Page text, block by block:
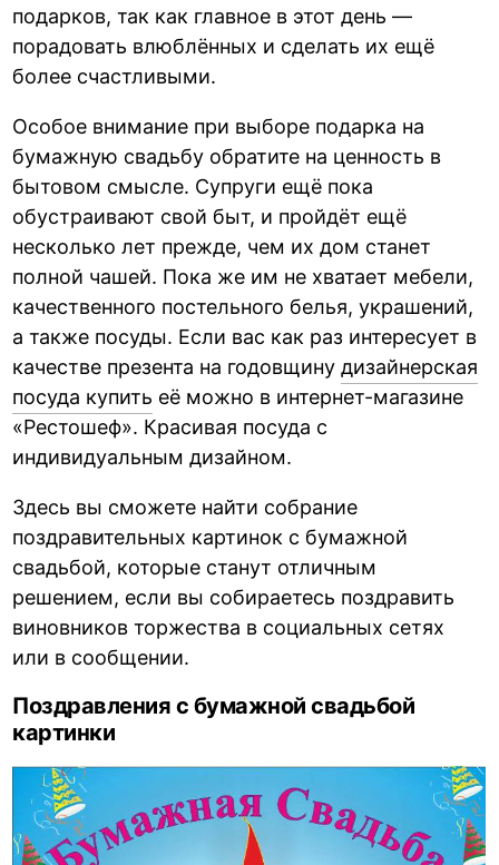
подарков, так как главное в этот день —
порадовать влюблённых и сделать их ещё
более счастливыми.
Особое внимание при выборе подарка на
бумажную свадьбу обратите на ценность в
бытовом смысле. Супруги ещё пока
обустраивают свой быт, и пройдёт ещё
несколько лет прежде, чем их дом станет
полной чашей. Пока же им не хватает мебели,
качественного постельного белья, украшений,
а также посуды. Если вас как раз интересует в
качестве презента на годовщинудизайнерская
посуда купить её можно в интернет-магазине
«Рестошеф». Красивая посуда с
индивидуальным дизайном.
Здесь вы сможете найти собрание
поздравительных картинок с бумажной
свадьбой, которые станут отличным
решением, если вы собираетесь поздравить
виновников торжества в социальных сетях
или в сообщении.
Поздравления с бумажной свадьбой
картинки